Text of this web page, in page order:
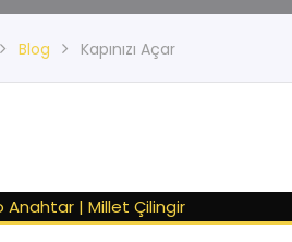
Blog Kapınızı Açar
Anahtar | Millet Çilingir